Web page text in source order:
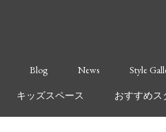
Blog News Style
キッズスペース おすすめス